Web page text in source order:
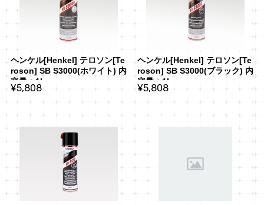
ヘンケル[Henkel] テロソン[Te
roson] SB S3000(ホワイト) 内
容量：1L
¥5,808
ヘンケル[Henkel] テロソン[Te
roson] SB S3000(ブラック) 内
容量：1L
¥5,808